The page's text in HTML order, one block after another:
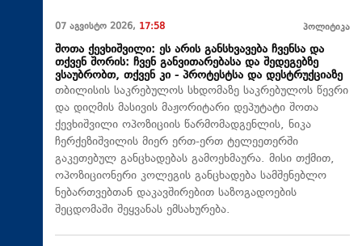
07 აგვისტო 2026, 17:58 პოლიტიკა
შოთა ქევხიშვილი: ეს არის განსხვავება ჩვენსა და
თქვენ შორის: ჩვენ განვითარებასა და შედეგებზე
ვსაუბრობთ, თქვენ კი - პროტესტსა და დესტრუქციაზე
თბილისის საკრებულოს სხდომაზე საკრებულოს წევრი
და დიღმის მასივის მაჟორიტარი დეპუტატი შოთა
ქევხიშვილი ოპოზიციის წარმომადგენლის, ნიკა
ჩერქეზიშვილის მიერ ერთ-ერთ ტელეეთერში
გაკეთებულ განცხადებას გამოეხმაურა. მისი თქმით,
ოპოზიციონერი კოლეგის განცხადება სამშენებლო
ნებართვებთან დაკავშირებით საზოგადოების
შეცდომაში შეყვანას ემსახურება.